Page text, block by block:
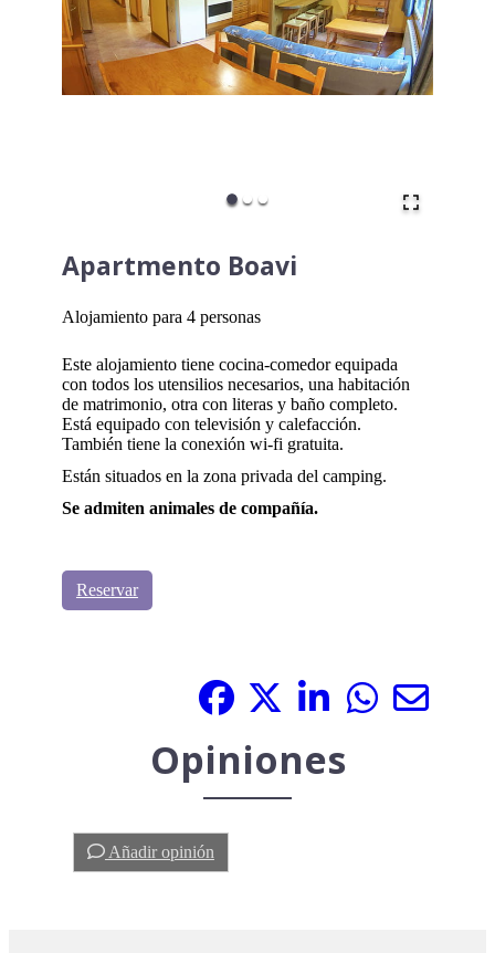
Apartmento Boavi
Alojamiento para 4 personas
Este alojamiento tiene cocina-comedor equipada
con todos los utensilios necesarios, una habitación
de matrimonio, otra con literas y baño completo.
Está equipado con televisión y calefacción.
También tiene la conexión wi-fi gratuita.
Están situados en la zona privada del camping.
Se admiten animales de compañía.
Reservar
Opiniones
Añadir opinión